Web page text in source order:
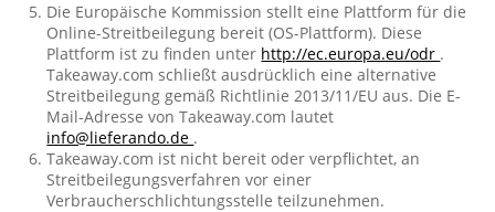
Die Europäische Kommission stellt eine Plattform für die
Online-Streitbeilegung bereit (OS-Plattform). Diese
Plattform ist zu finden unter http://ec.europa.eu/odr .
Takeaway.com schließt ausdrücklich eine alternative
Streitbeilegung gemäß Richtlinie 2013/11/EU aus. Die E-
Mail-Adresse von Takeaway.com lautet
info@lieferando.de .
Takeaway.com ist nicht bereit oder verpflichtet, an
Streitbeilegungsverfahren vor einer
Verbraucherschlichtungsstelle teilzunehmen.